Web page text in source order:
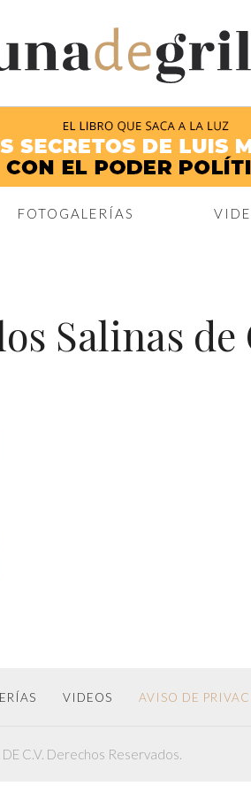
FOTOGALERÍAS
Salinas
VIDEOS AVISO DE
C.V. Derechos Reservados.